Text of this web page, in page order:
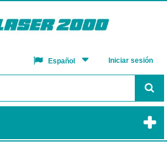
Iniciar sesión
Español